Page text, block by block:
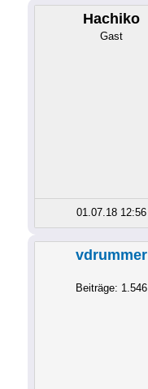
Hachiko
Gast
01.07.18 12:56
vdrummer
Beiträge: 1.546